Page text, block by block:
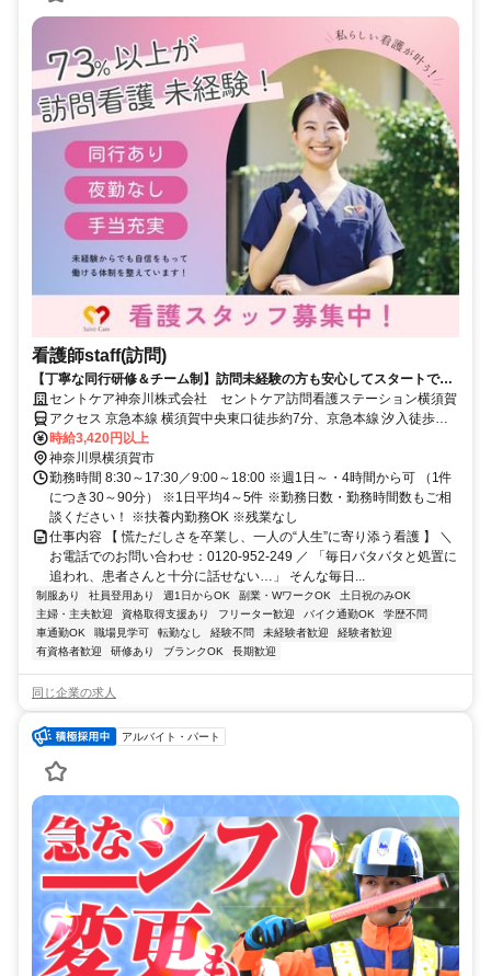
看護師staff(訪問)
【丁寧な同行研修＆チーム制】訪問未経験の方も安心してスタートでき
ます★オンコール選べる
セントケア神奈川株式会社 セントケア訪問看護ステーション横須賀
アクセス 京急本線 横須賀中央東口徒歩約7分、京急本線 汐入徒歩約
17分、京急本線 県立大学徒歩約21分 京急線 県立大学駅 徒歩8分 【勤
務地】 神奈川県横須賀市安浦町3-43-17 極東物産ビル3F ＊喫煙所あ
り（屋外）
時給3,420円以上
神奈川県横須賀市
勤務時間 8:30～17:30／9:00～18:00 ※週1日～・4時間から可 （1件
につき30～90分） ※1日平均4～5件 ※勤務日数・勤務時間数もご相
談ください！ ※扶養内勤務OK ※残業なし
仕事内容 【 慌ただしさを卒業し、一人の“人生”に寄り添う看護 】 ＼
お電話でのお問い合わせ：0120-952-249 ／ 「毎日バタバタと処置に
追われ、患者さんと十分に話せない…」 そんな毎日...
制服あり 社員登用あり 週1日からOK 副業・WワークOK
土日祝のみOK
主婦・主夫歓迎
資格取得支援あり フリーター歓迎 バイク通勤OK
学歴不問
車通勤OK
職場見学可 転勤なし 経験不問 未経験者歓迎
経験者歓迎
有資格者歓迎
研修あり ブランクOK 長期歓迎
同じ企業の求人
アルバイト・パート